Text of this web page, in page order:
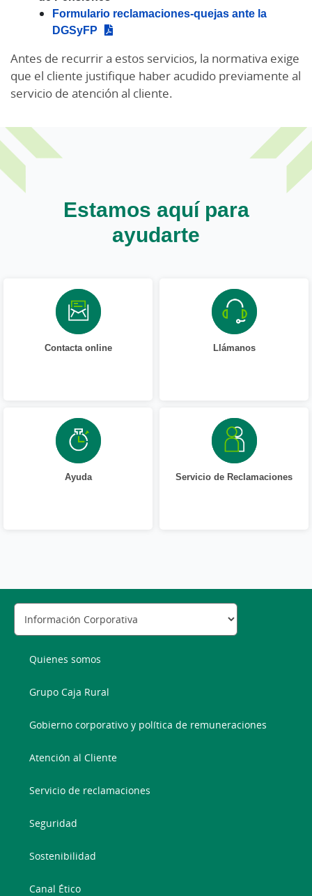
Formulario reclamaciones-quejas ante la
DGSyFP
Antes de recurrir a estos servicios, la normativa exige
que el cliente justifique haber acudido previamente al
servicio de atención al cliente.
Estamos aquí para
ayudarte
Contacta online Llámanos
Ayuda Servicio de Reclamaciones
Quienes somos
Grupo Caja Rural
Gobierno corporativo y política de remuneraciones
Atención al Cliente
Servicio de reclamaciones
Seguridad
Sostenibilidad
Canal Ético